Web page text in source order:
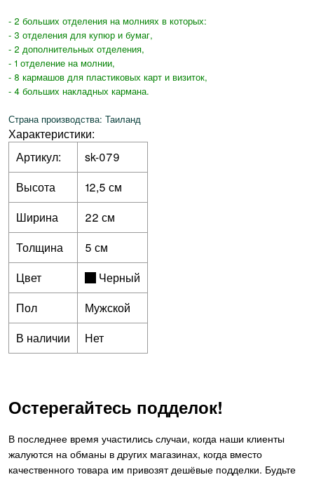
- 2 больших отделения на молниях в которых:
- 3 отделения для купюр и бумаг,
- 2 дополнительных отделения,
- 1 отделение на молнии,
- 8 кармашов для пластиковых карт и визиток,
- 4 больших накладных кармана.
Страна производства: Таиланд
Характеристики:
Артикул:
sk-079
Высота
12,5 см
Ширина
22 см
Толщина
5 см
Цвет
Черный
Пол
Мужской
В наличии
Нет
Остерегайтесь подделок!
В последнее время участились случаи, когда наши клиенты
жалуются на обманы в других магазинах, когда вместо
качественного товара им привозят дешёвые подделки. Будьте